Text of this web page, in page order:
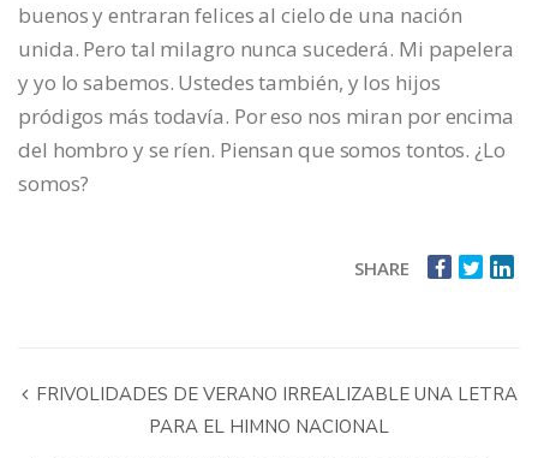
buenos y entraran felices al cielo de una nación
unida. Pero tal milagro nunca sucederá. Mi papelera
y yo lo sabemos. Ustedes también, y los hijos
pródigos más todavía. Por eso nos miran por encima
del hombro y se ríen. Piensan que somos tontos. ¿Lo
somos?
SHARE
FRIVOLIDADES DE VERANO IRREALIZABLE UNA LETRA
PARA EL HIMNO NACIONAL